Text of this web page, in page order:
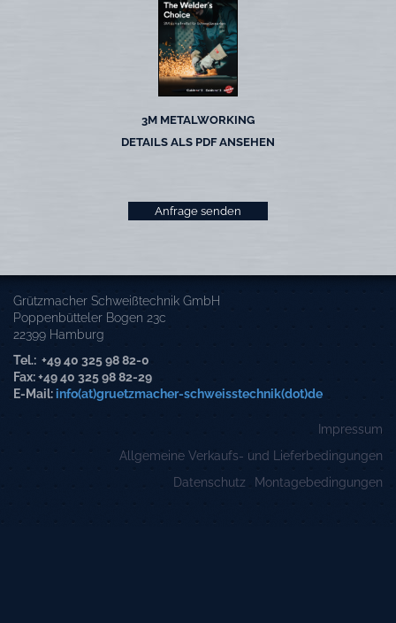
3M METALWORKING
DETAILS ALS PDF ANSEHEN
Anfrage senden
Grützmacher Schweißtechnik GmbH
Poppenbütteler Bogen 23c
22399 Hamburg
Tel.: +49 40 325 98 82-0
Fax: +49 40 325 98 82-29
E-Mail:info(at)gruetzmacher-schweisstechnik(dot)de
Impressum
Allgemeine Verkaufs- und Lieferbedingungen
Montagebedingungen
Datenschutz